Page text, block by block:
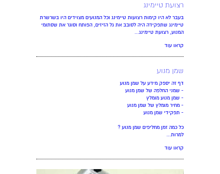
רצועת טיימינג
בעבר לא היו קימות רצועות טיימינג וכל המנועים מצוידים היו בשרשרת
טיימינג שתפקידה היה לסובב את גל הזיזים, הפותח וסוגר את שסתומי
המנוע, רצועת טיימינג...
קראו עוד
שמן מנוע
דף זה יספק מידע על שמן מנוע
- שמני החלפה של שמן מנוע
- שמן מנוע מומלץ
- מחיר מומלץ של שמן מנוע
- תפקידי שמן מנוע
כל כמה זמן מחליפים שמן מנוע ?
למרות...
קראו עוד